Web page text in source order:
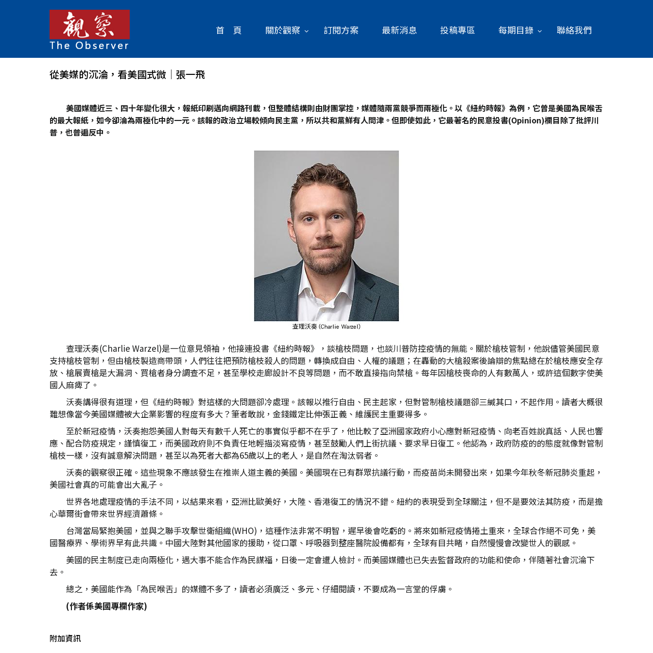
首 頁 關於觀察 訂閱方案 最新消息 投稿專區 每期目錄 聯絡我們
從美媒的沉淪，看美國式微│張一飛
美國媒體近三、四十年變化很大，報紙印刷邁向網路刊載，但整體結構則由財團掌控，媒體隨兩黨競爭而兩極化。以《紐約時報》為例，它曾是美國為民喉舌
的最大報紙，如今卻淪為兩極化中的一元。該報的政治立場較傾向民主黨，所以共和黨鮮有人問津。但即使如此，它最著名的民意投書(Opinion)欄目除了批評川
普，也普遍反中。
查理沃奏(Charlie Warzel)是一位意見領袖，他接連投書《紐約時報》，談槍枝問題，也談川普防控疫情的無能。關於槍枝管制，他說儘管美國民意
支持槍枝管制，但由槍枝製造商帶頭，人們往往把預防槍枝殺人的問題，轉換成自由、人權的議題；在轟動的大槍殺案後論辯的焦點總在於槍枝應安全存
放、槍展賣槍是大漏洞、買槍者身分調查不足，甚至學校走廊設計不良等問題，而不敢直接指向禁槍。每年因槍枝喪命的人有數萬人，或許這個數字使美
國人麻痺了。
沃奏講得很有道理，但《紐約時報》對這樣的大問題卻冷處理。該報以推行自由、民主起家，但對管制槍枝議題卻三緘其口，不起作用。讀者大概很
難想像當今美國媒體被大企業影響的程度有多大？筆者敢說，金錢鐵定比伸張正義、維護民主重要得多。
至於新冠疫情，沃奏抱怨美國人對每天有數千人死亡的事實似乎都不在乎了，他比較了亞洲國家政府小心應對新冠疫情、向老百姓說真話、人民也響
應、配合防疫規定，謹慎復工，而美國政府則不負責任地輕描淡寫疫情，甚至鼓勵人們上街抗議、要求早日復工。他認為，政府防疫的的態度就像對管制
槍枝一樣，沒有誠意解決問題，甚至以為死者大都為65歲以上的老人，是自然在淘汰弱者。
沃奏的觀察很正確。這些現象不應該發生在推崇人道主義的美國。美國現在已有群眾抗議行動，而疫苗尚未開發出來，如果今年秋冬新冠肺炎重起，
美國社會真的可能會出大亂子。
世界各地處理疫情的手法不同，以結果來看，亞洲比歐美好，大陸、香港復工的情況不錯。紐約的表現受到全球關注，但不是要效法其防疫，而是擔
心華爾街會帶來世界經濟蕭條。
台灣當局緊抱美國，並與之聯手攻擊世衛組織(WHO)，這種作法非常不明智，遲早後會吃虧的。將來如新冠疫情捲土重來，全球合作絕不可免，美
國醫療界、學術界早有此共識。中國大陸對其他國家的援助，從口罩、呼吸器到整座醫院設備都有，全球有目共睹，自然慢慢會改變世人的觀感。
美國的民主制度已走向兩極化，遇大事不能合作為民謀福，日後一定會遭人檢討。而美國媒體也已失去監督政府的功能和使命，伴隨著社會沉淪下
去。
總之，美國能作為「為民喉舌」的媒體不多了，讀者必須廣泛、多元、仔細閱讀，不要成為一言堂的俘虜。
(作者係美國專欄作家)
附加資訊